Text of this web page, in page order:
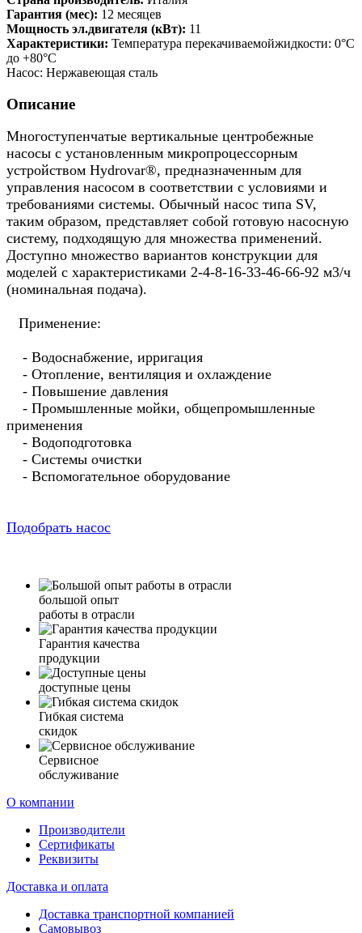
Гарантия (мес): 12 месяцев
Мощность эл.двигателя (кВт): 11
Характеристики: Температура перекачиваемойжидкости: 0°C
до +80°C
Насос: Нержавеющая сталь
Описание
Многоступенчатые вертикальные центробежные
насосы с установленным микропроцессорным
устройством Hydrovar®, предназначенным для
управления насосом в соответствии с условиями и
требованиями системы. Обычный насос типа SV,
таким образом, представляет собой готовую насосную
систему, подходящую для множества применений.
Доступно множество вариантов конструкции для
моделей с характеристиками 2-4-8-16-33-46-66-92 м3/ч
(номинальная подача).
Применение:
- Водоснабжение, ирригация
- Отопление, вентиляция и охлаждение
- Повышение давления
- Промышленные мойки, общепромышленные
применения
- Водоподготовка
- Системы очистки
- Вспомогательное оборудование
Подобрать насос
большой опыт
работы в отрасли
Гарантия качества
продукции
доступные цены
Гибкая система
скидок
Сервисное
обслуживание
О компании
Производители
Сертификаты
Реквизиты
Доставка и оплата
Доставка транспортной компанией
Самовывоз